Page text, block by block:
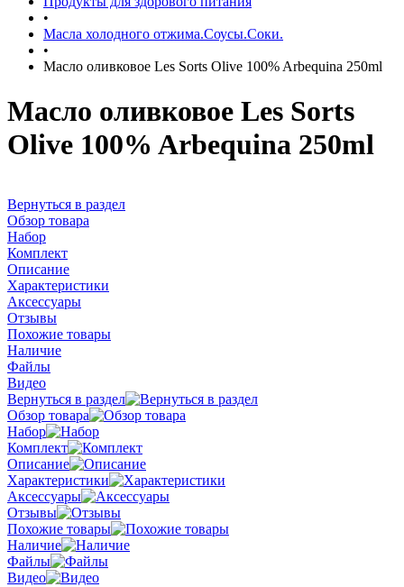
•
Масла холодного отжима.Соусы.Соки.
•
Масло оливковое Les Sorts Olive 100% Arbequina 250ml
Масло оливковое Les Sorts
Olive 100% Arbequina 250ml
Вернуться в раздел
Обзор товара
Набор
Комплект
Описание
Характеристики
Аксессуары
Отзывы
Похожие товары
Наличие
Файлы
Видео
Вернуться в раздел
Обзор товара
Набор
Комплект
Описание
Характеристики
Аксессуары
Отзывы
Похожие товары
Наличие
Файлы
Видео